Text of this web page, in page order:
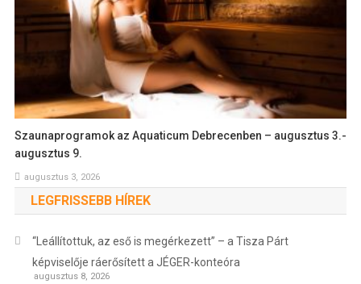
Szaunaprogramok az Aquaticum Debrecenben – augusztus 3.-
augusztus 9.
augusztus 3, 2026
LEGFRISSEBB HÍREK
“Leállítottuk, az eső is megérkezett” – a Tisza Párt
képviselője ráerősített a JÉGER-konteóra
augusztus 8, 2026